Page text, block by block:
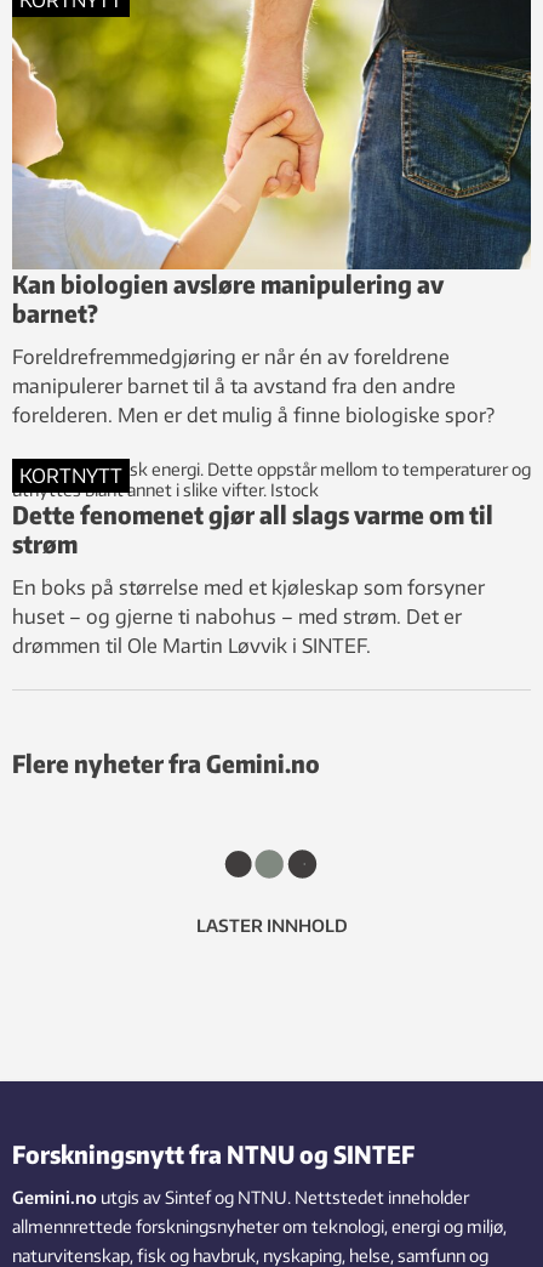
Kan biologien avsløre manipulering av
barnet?
Foreldrefremmedgjøring er når én av foreldrene
manipulerer barnet til å ta avstand fra den andre
forelderen. Men er det mulig å finne biologiske spor?
KORTNYTT
Dette fenomenet gjør all slags varme om til
strøm
En boks på størrelse med et kjøleskap som forsyner
huset – og gjerne ti nabohus – med strøm. Det er
drømmen til Ole Martin Løvvik i SINTEF.
Flere nyheter fra Gemini.no
LASTER INNHOLD
Forskningsnytt fra NTNU og SINTEF
Gemini.no utgis av Sintef og NTNU. Nettstedet inneholder
allmennrettede forskningsnyheter om teknologi, energi og miljø,
naturvitenskap, fisk og havbruk, nyskaping, helse, samfunn og